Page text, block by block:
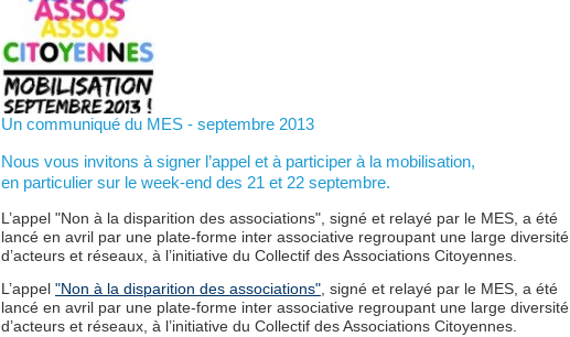
Un communiqué du MES - septembre 2013
Nous vous invitons à signer l’appel et à participer à la mobilisation,
en particulier sur le week-end des 21 et 22 septembre.
L’appel "Non à la disparition des associations", signé et relayé par le MES, a été
lancé en avril par une plate-forme inter associative regroupant une large diversité
d’acteurs et réseaux, à l’initiative du Collectif des Associations Citoyennes.
L’appel "Non à la disparition des associations", signé et relayé par le MES, a été
lancé en avril par une plate-forme inter associative regroupant une large diversité
d’acteurs et réseaux, à l’initiative du Collectif des Associations Citoyennes.